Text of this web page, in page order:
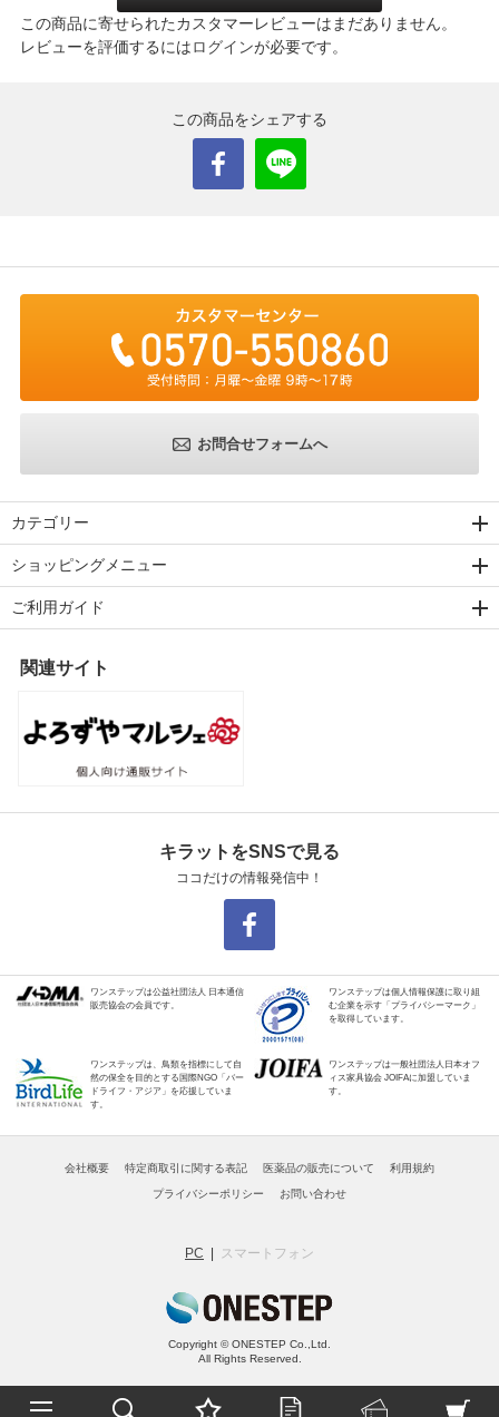
この商品に寄せられたカスタマーレビューはまだありません。
レビューを評価するにはログインが必要です。
この商品をシェアする
お問合せフォームへ
カテゴリー
ショッピングメニュー
ご利用ガイド
関連サイト
キラットをSNSで見る
ココだけの情報発信中！
ワンステップは公益社団法人 日本通信
販売協会の会員です。
ワンステップは個人情報保護に取り組
む企業を示す「プライバシーマーク」
を取得しています。
ワンステップは、鳥類を指標にして自
然の保全を目的とする国際NGO「バー
ドライフ・アジア」を応援していま
す。
ワンステップは一般社団法人日本オフ
ィス家具協会 JOIFAに加盟していま
す。
会社概要 特定商取引に関する表記 医薬品の販売について 利用規約
プライバシーポリシー お問い合わせ
PC スマートフォン
Copyright © ONESTEP Co.,Ltd.
All Rights Reserved.